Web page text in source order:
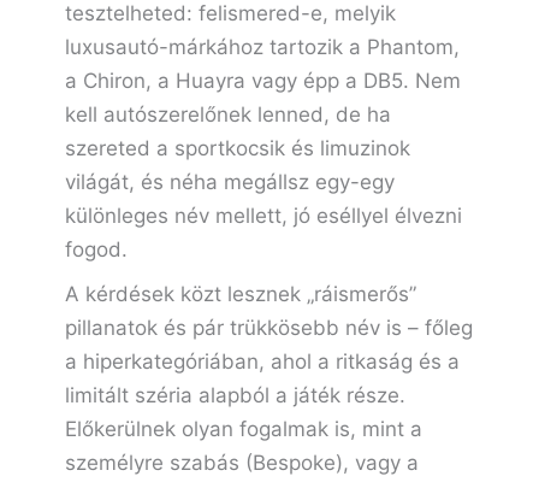
tesztelheted: felismered-e, melyik
luxusautó-márkához tartozik a Phantom,
a Chiron, a Huayra vagy épp a DB5. Nem
kell autószerelőnek lenned, de ha
szereted a sportkocsik és limuzinok
világát, és néha megállsz egy-egy
különleges név mellett, jó eséllyel élvezni
fogod.
A kérdések közt lesznek „ráismerős”
pillanatok és pár trükkösebb név is – főleg
a hiperkategóriában, ahol a ritkaság és a
limitált széria alapból a játék része.
Előkerülnek olyan fogalmak is, mint a
személyre szabás (Bespoke), vagy a